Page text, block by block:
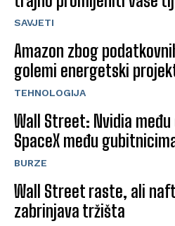
SAVJETI
Amazon zbog
golemi energetski
TEHNOLOGIJA
Wall Street: Nvidia
SpaceX među
BURZE
Wall Street raste, ali
zabrinjava tržišta